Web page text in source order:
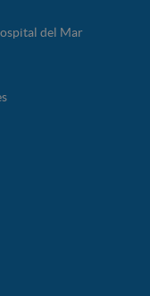
del Mar